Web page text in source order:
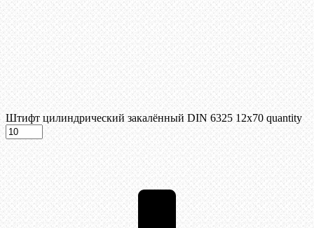
Штифт цилиндрический закалённый DIN 6325 12х70 quantity